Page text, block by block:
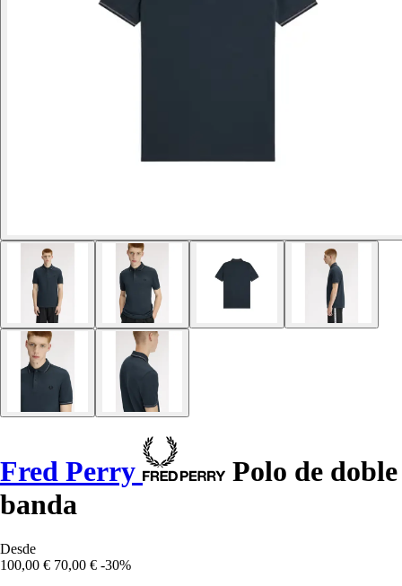
Fred Perry
Polo de doble
banda
Desde
100,00 € 70,00 € -30%